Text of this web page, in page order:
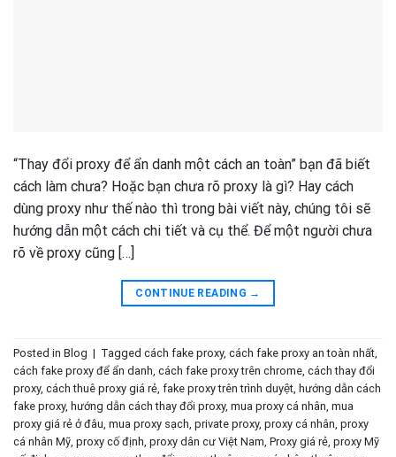
“Thay đổi proxy để ẩn danh một cách an toàn” bạn đã biết
cách làm chưa? Hoặc bạn chưa rõ proxy là gì? Hay cách
dùng proxy như thế nào thì trong bài viết này, chúng tôi sẽ
hướng dẫn một cách chi tiết và cụ thể. Để một người chưa
rõ về proxy cũng […]
CONTINUE READING →
Posted in Blog | Tagged cách fake proxy, cách fake proxy an toàn nhất
cách fake proxy để ẩn danh cách fake proxy trên chrome cách thay đổi
proxy, cách thuê proxy giá rẻ fake proxy trên trình duyệt hướng dẫn cách
fake proxy, hướng dẫn cách thay đổi proxy, mua proxy cá nhân mua
proxy giá rẻ ở đâu mua proxy sạch private proxy, proxy cá nhân proxy
cá nhân Mỹ proxy cố định proxy dân cư Việt Nam Proxy giá rẻ proxy Mỹ